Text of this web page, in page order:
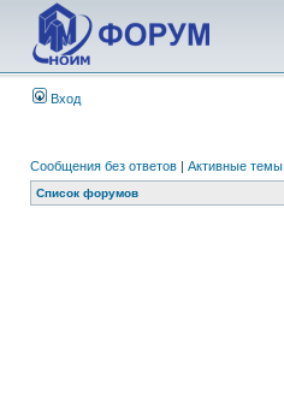
Вход
Сообщения без ответов | Активные темы
Список форумов